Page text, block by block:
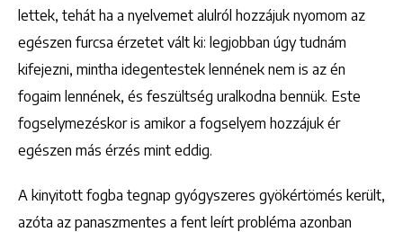
lettek, tehát ha a nyelvemet alulról hozzájuk nyomom az
egészen furcsa érzetet vált ki: legjobban úgy tudnám
kifejezni, mintha idegentestek lennének nem is az én
fogaim lennének, és feszültség uralkodna bennük. Este
fogselymezéskor is amikor a fogselyem hozzájuk ér
egészen más érzés mint eddig.
A kinyitott fogba tegnap gyógyszeres gyökértömés került,
azóta az panaszmentes a fent leírt probléma azonban